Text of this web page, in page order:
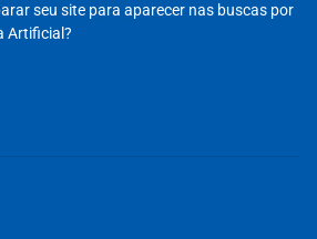
seu site para aparecer nas buscas por
Artificial?
para continuar.